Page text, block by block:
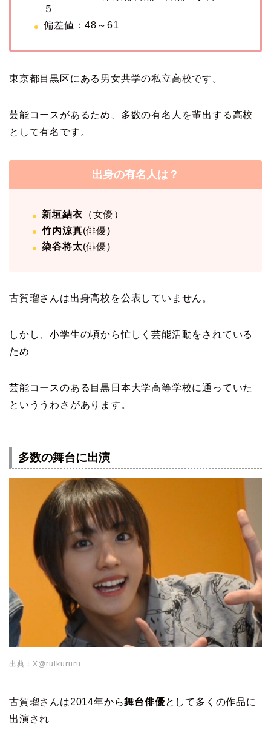
５
偏差値：48～61
東京都目黒区にある男女共学の私立高校です。
芸能コースがあるため、多数の有名人を輩出する高校
として有名です。
出身の有名人は？
新垣結衣 （女優）
竹内涼真(俳優)
染谷将太(俳優)
古賀瑠さんは出身高校を公表していません。
しかし、小学生の頃から忙しく芸能活動をされている
ため
芸能コースのある目黒日本大学高等学校に通っていた
といううわさがあります。
多数の舞台に出演
出典：X@ruikururu
古賀瑠さんは2014年から舞台俳優として多くの作品に
出演され